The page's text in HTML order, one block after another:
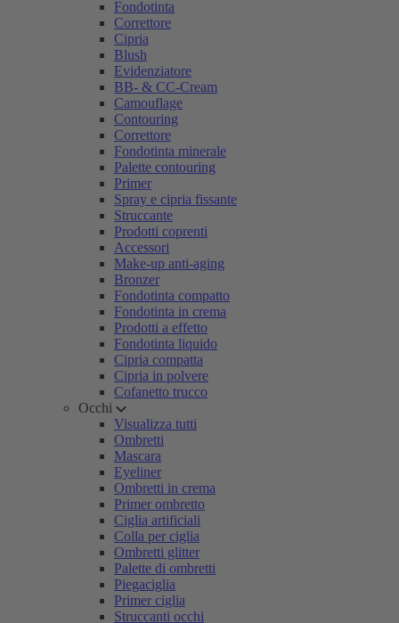
Fondotinta
Correttore
Cipria
Blush
Evidenziatore
BB- & CC-Cream
Camouflage
Contouring
Correttore
Fondotinta minerale
Palette contouring
Primer
Spray e cipria fissante
Struccante
Prodotti coprenti
Accessori
Make-up anti-aging
Bronzer
Fondotinta compatto
Fondotinta in crema
Prodotti a effetto
Fondotinta liquido
Cipria compatta
Cipria in polvere
Cofanetto trucco
Occhi
Visualizza tutti
Ombretti
Mascara
Eyeliner
Ombretti in crema
Primer ombretto
Ciglia artificiali
Colla per ciglia
Ombretti glitter
Palette di ombretti
Piegaciglia
Primer ciglia
Struccanti occhi